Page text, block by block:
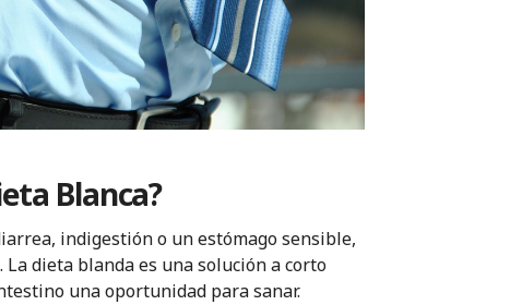
Blanca?
indigestión o un estómago sensible,
dieta blanda es una solución a corto
una oportunidad para sanar.